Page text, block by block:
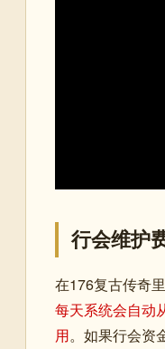
行会维护
在176复古传奇
每天系统会自动
用。如果行会资